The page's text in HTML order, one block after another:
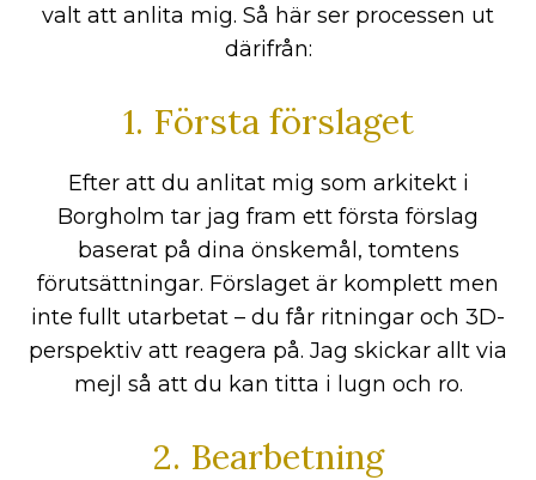
valt att anlita mig. Så här ser processen ut
därifrån:
1. Första förslaget
Efter att du anlitat mig som arkitekt i
Borgholm tar jag fram ett första förslag
baserat på dina önskemål, tomtens
förutsättningar. Förslaget är komplett men
inte fullt utarbetat – du får ritningar och 3D-
perspektiv att reagera på. Jag skickar allt via
mejl så att du kan titta i lugn och ro.
2. Bearbetning